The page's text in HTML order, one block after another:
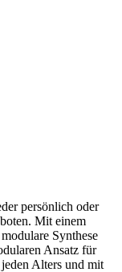
persönlich oder
Mit einem
Synthese
Ansatz für
Alters und mit